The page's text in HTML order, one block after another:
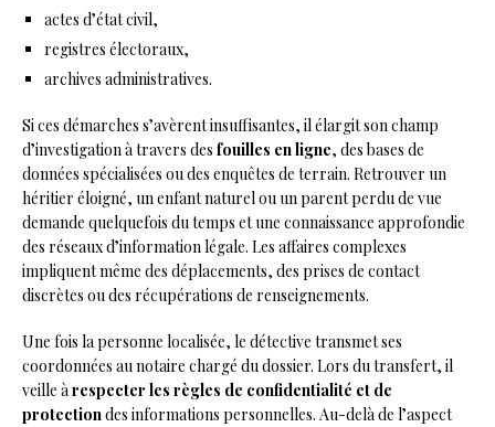
actes d’état civil,
registres électoraux,
archives administratives.
Si ces démarches s’avèrent insuffisantes, il élargit son champ
d’investigation à travers des fouilles en ligne, des bases de
données spécialisées ou des enquêtes de terrain. Retrouver un
héritier éloigné, un enfant naturel ou un parent perdu de vue
demande quelquefois du temps et une connaissance approfondie
des réseaux d’information légale. Les affaires complexes
impliquent même des déplacements, des prises de contact
discrètes ou des récupérations de renseignements.
Une fois la personne localisée, le détective transmet ses
coordonnées au notaire chargé du dossier. Lors du transfert, il
veille à respecter les règles de confidentialité et de
protectiondes informations personnelles. Au-delà de l’aspect